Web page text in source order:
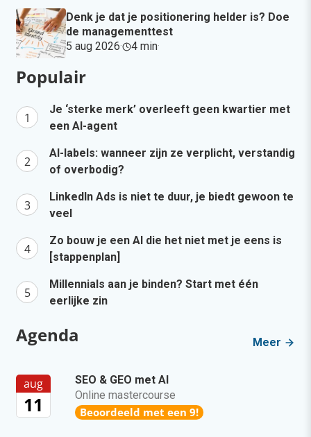
Denk je dat je positionering helder is? Doe
de managementtest
5 aug 2026· 4 min·
Populair
Je ‘sterke merk’ overleeft geen kwartier met
een AI-agent
AI-labels: wanneer zijn ze verplicht, verstandig
of overbodig?
LinkedIn Ads is niet te duur, je biedt gewoon te
veel
Zo bouw je een AI die het niet met je eens is
[stappenplan]
Millennials aan je binden? Start met één
eerlijke zin
Agenda Meer
aug
11
SEO & GEO met AI
Online mastercourse
Beoordeeld met een 9!